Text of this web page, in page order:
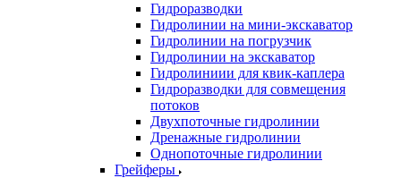
Гидроразводки
Гидролинии на мини-экскаватор
Гидролинии на погрузчик
Гидролинии на экскаватор
Гидролиниии для квик-каплера
Гидроразводки для совмещения
потоков
Двухпоточные гидролинии
Дренажные гидролинии
Однопоточные гидролинии
Грейферы